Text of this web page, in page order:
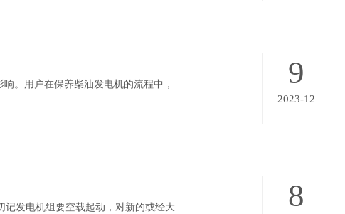
9
2023-12
。用户在保养柴油发电机的流程中，
8
发电机组要空载起动，对新的或经大